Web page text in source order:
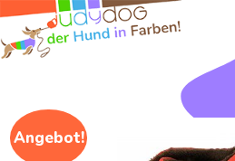
Angebot!